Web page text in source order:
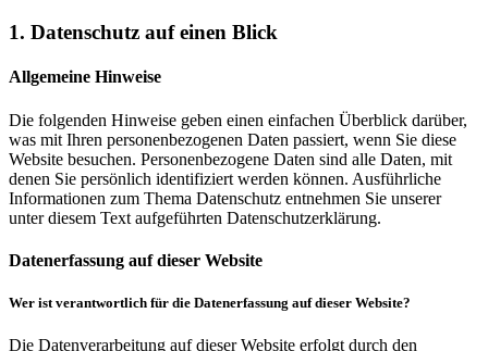
1. Datenschutz auf einen Blick
Allgemeine Hinweise
Die folgenden Hinweise geben einen einfachen Überblick darüber,
was mit Ihren personenbezogenen Daten passiert, wenn Sie diese
Website besuchen. Personenbezogene Daten sind alle Daten, mit
denen Sie persönlich identifiziert werden können. Ausführliche
Informationen zum Thema Datenschutz entnehmen Sie unserer
unter diesem Text aufgeführten Datenschutzerklärung.
Datenerfassung auf dieser Website
Wer ist verantwortlich für die Datenerfassung auf dieser Website?
Die Datenverarbeitung auf dieser Website erfolgt durch den